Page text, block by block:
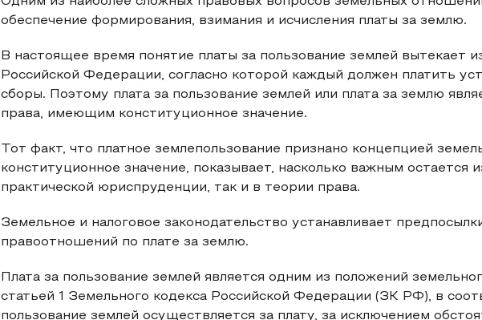
обеспечение формирования, взимания и исчисления платы за землю.
В настоящее время понятие платы за пользование землей вытекает
Российской Федерации, согласно которой каждый должен платить
сборы. Поэтому плата за пользование землей или плата за землю
права, имеющим конституционное значение.
Тот факт, что платное землепользование признано концепцией
конституционное значение, показывает, насколько важным остается
практической юриспруденции, так и в теории права.
Земельное и налоговое законодательство устанавливает
правоотношений по плате за землю.
Плата за пользование землей является одним из положений
статьей 1 Земельного кодекса Российской Федерации (ЗК РФ), в
пользование землей осуществляется за плату, за исключением